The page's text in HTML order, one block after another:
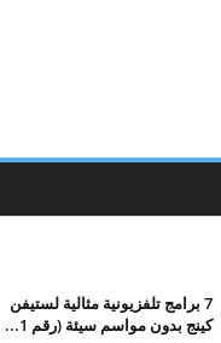
7 برامج تلفزيونية مثالية لستيفن
كينج بدون مواسم سيئة (رقم 1...